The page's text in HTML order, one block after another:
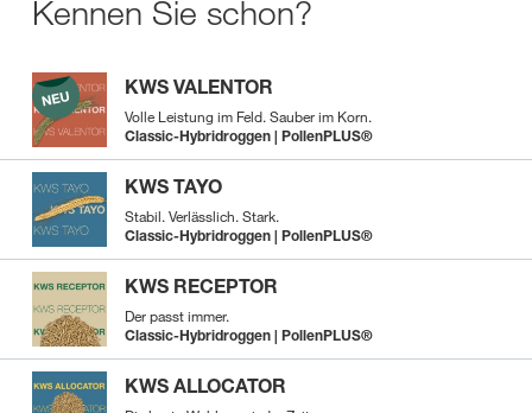
Kennen Sie schon?
KWS VALENTOR
Volle Leistung im Feld. Sauber im Korn.
Classic-Hybridroggen | PollenPLUS®
KWS TAYO
Stabil. Verlässlich. Stark.
Classic-Hybridroggen | PollenPLUS®
KWS RECEPTOR
Der passt immer.
Classic-Hybridroggen | PollenPLUS®
KWS ALLOCATOR